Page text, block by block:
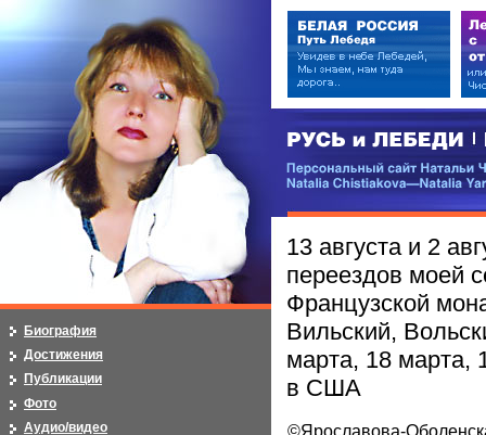
РУСЬ и ЛЕБЕДИ | RUSI —
Персональный сайт Натальи
13 августа и 2
переездов моей
Французской
Вильский,
марта, 18 марта,
в США
©Ярославова-
Биография
Достижения
Публикации
Фото
Аудио/видео